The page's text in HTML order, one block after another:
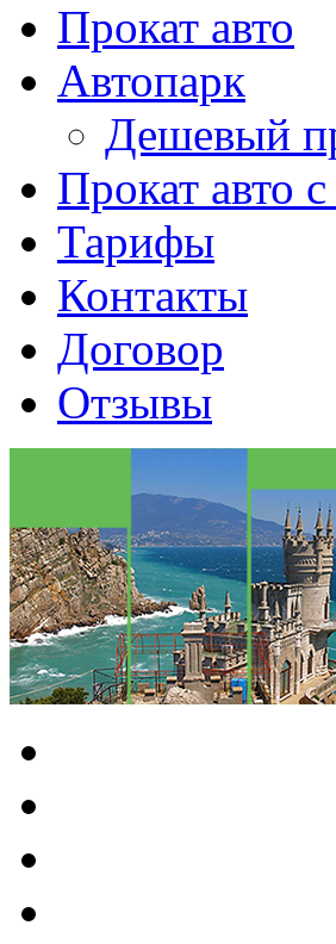
Прокат авто
Автопарк
Дешевый
Прокат авто
Тарифы
Контакты
Договор
Отзывы